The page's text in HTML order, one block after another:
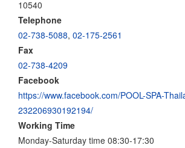
10540
Telephone
02-738-5088, 02-175-2561
Fax
02-738-4209
Facebook
https://www.facebook.com/POOL-SPA-
232206930192194/
Working Time
Monday-Saturday time 08:30-17:30